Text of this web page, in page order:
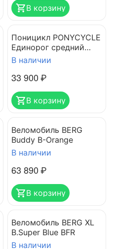
В корзину
Поницикл PONYCYCLE
Единорог средний
Ux402
В наличии
33 900₽
В корзину
Веломобиль BERG
Buddy B-Orange
В наличии
63 890₽
В корзину
Веломобиль BERG XL
B.Super Blue BFR
В наличии